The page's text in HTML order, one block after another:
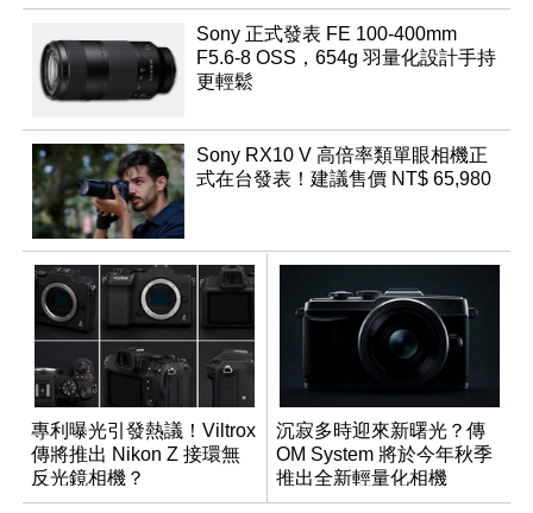
Sony 正式發表 FE 100-400mm
F5.6-8 OSS，654g 羽量化設計手持
更輕鬆
Sony RX10 V 高倍率類單眼相機正
式在台發表！建議售價 NT$ 65,980
專利曝光引發熱議！Viltrox
傳將推出 Nikon Z 接環無
反光鏡相機？
沉寂多時迎來新曙光？傳
OM System 將於今年秋季
推出全新輕量化相機